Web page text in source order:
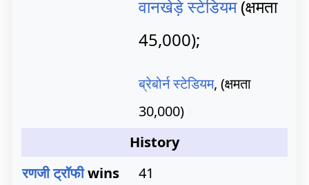
वानखेड़े स्टेडियम(क्षमता
45,000);
ब्रेबोर्न स्टेडियम, (क्षमता
30,000)
History
रणजी ट्रॉफीwins
41